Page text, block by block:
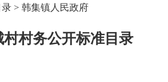
录 > 韩集镇人民政府
村务公开标准目录